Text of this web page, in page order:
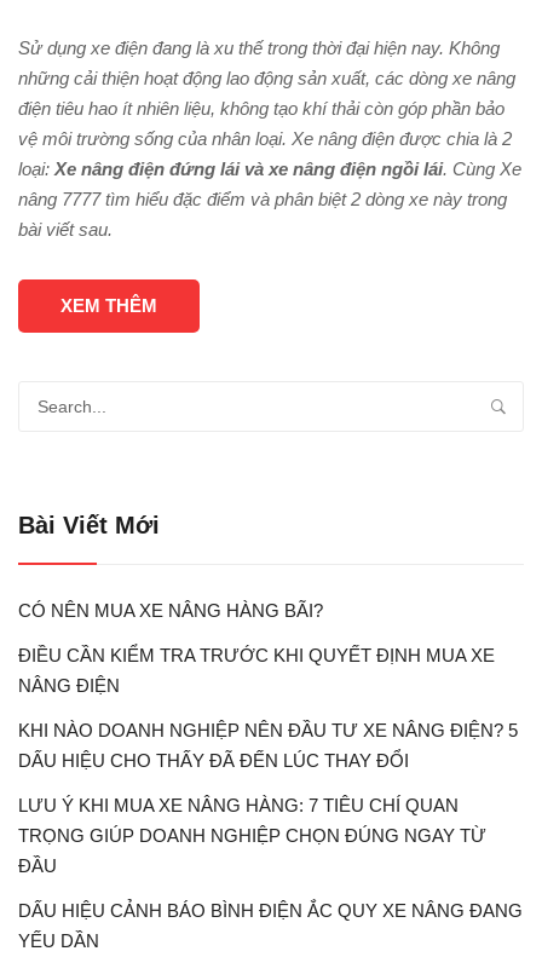
Sử dụng xe điện đang là xu thế trong thời đại hiện nay. Không
những cải thiện hoạt động lao động sản xuất, các dòng xe nâng
điện tiêu hao ít nhiên liệu, không tạo khí thải còn góp phần bảo
vệ môi trường sống của nhân loại. Xe nâng điện được chia là 2
loại: Xe nâng điện đứng lái và xe nâng điện ngồi lái. Cùng Xe
nâng 7777 tìm hiểu đặc điểm và phân biệt 2 dòng xe này trong
bài viết sau.
XEM THÊM
Bài Viết Mới
CÓ NÊN MUA XE NÂNG HÀNG BÃI?
ĐIỀU CẦN KIỂM TRA TRƯỚC KHI QUYẾT ĐỊNH MUA XE
NÂNG ĐIỆN
KHI NÀO DOANH NGHIỆP NÊN ĐẦU TƯ XE NÂNG ĐIỆN? 5
DẤU HIỆU CHO THẤY ĐÃ ĐẾN LÚC THAY ĐỔI
LƯU Ý KHI MUA XE NÂNG HÀNG: 7 TIÊU CHÍ QUAN
TRỌNG GIÚP DOANH NGHIỆP CHỌN ĐÚNG NGAY TỪ
ĐẦU
DẤU HIỆU CẢNH BÁO BÌNH ĐIỆN ẮC QUY XE NÂNG ĐANG
YẾU DẦN